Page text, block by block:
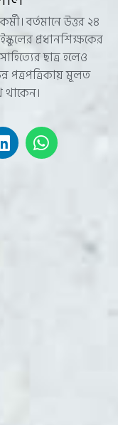
বর্তমানে উত্তর ২৪
প্রধানশিক্ষকের
ছাত্র হলেও
পত্রপত্রিকায় মূলত
থাকেন।